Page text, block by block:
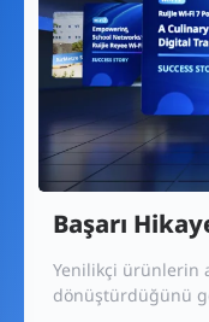
Başarı
Yenilikçi ürünlerin
dönüştürdüğünü